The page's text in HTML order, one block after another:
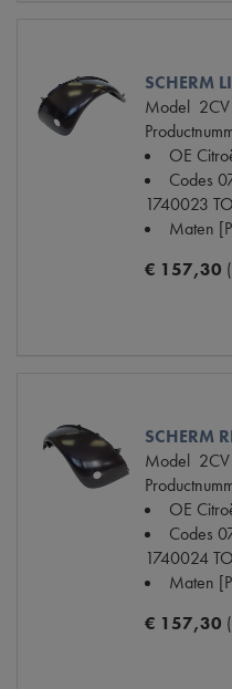
SCHERM
Model 2CV
OE
Codes
1740023
Maten
€ 157,30
SCHERM
Model 2CV
OE
Codes
1740024
Maten
€ 157,30